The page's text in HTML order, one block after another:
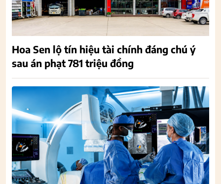
Hoa Sen lộ tín hiệu tài chính đáng chú ý
sau án phạt 781 triệu đồng